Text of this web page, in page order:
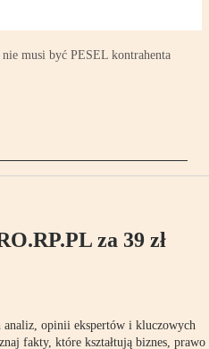
musi być PESEL kontrahenta
za 39 zł
analiz, opinii ekspertów i kluczowych
fakty, które kształtują biznes, prawo